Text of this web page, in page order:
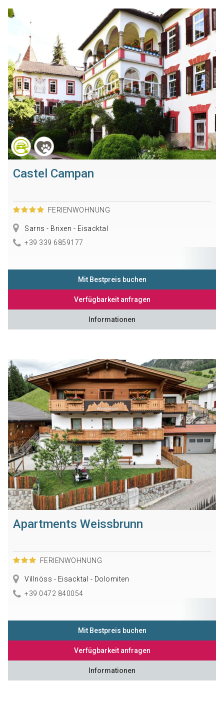
Castel Campan
FERIENWOHNUNG
Sarns - Brixen - Eisacktal
+39 339 6859177
Mit Bestpreis buchen
Verfügbarkeit anfragen
Informationen
Apartments Weissbrunn
FERIENWOHNUNG
Villnöss - Eisacktal - Dolomiten
+39 0472 840054
Mit Bestpreis buchen
Verfügbarkeit anfragen
Informationen